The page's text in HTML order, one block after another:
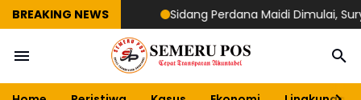
BREAKING NEWS Sidang Perdana Maidi Dimulai,